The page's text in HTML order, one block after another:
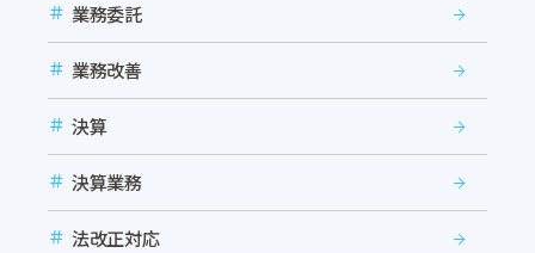
業務委託
業務改善
決算
決算業務
法改正対応